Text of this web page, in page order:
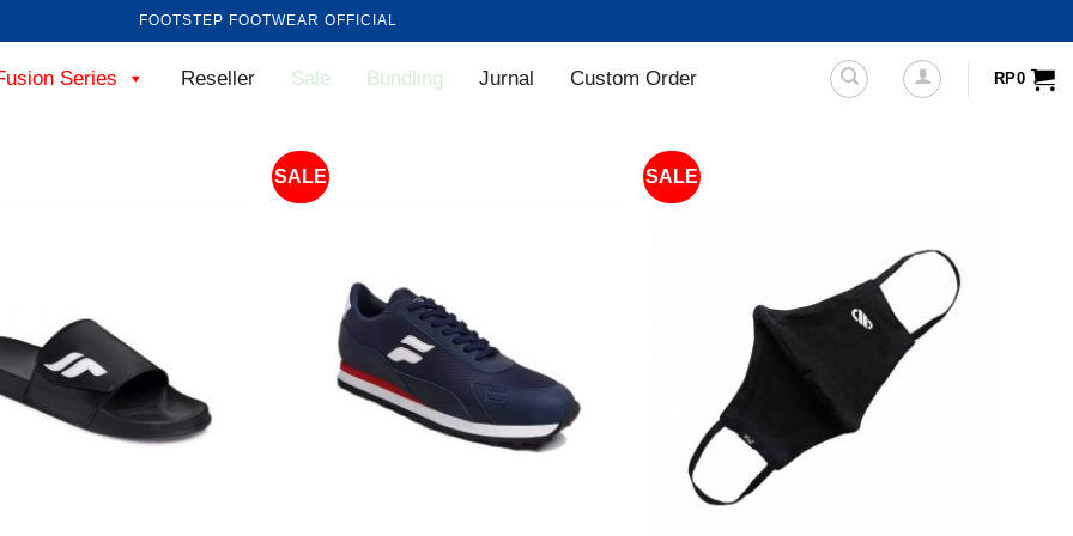
FOOTSTEP FOOTWEAR OFFICIAL
Series Reseller Sale Bundling Jurnal Custom Order RP0
SALE SALE